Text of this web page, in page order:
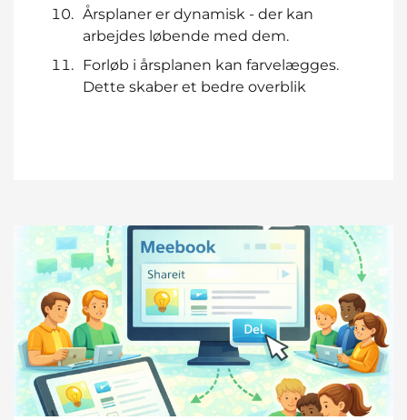
Årsplaner er dynamisk - der kan
arbejdes løbende med dem.
Forløb i årsplanen kan farvelægges.
Dette skaber et bedre overblik